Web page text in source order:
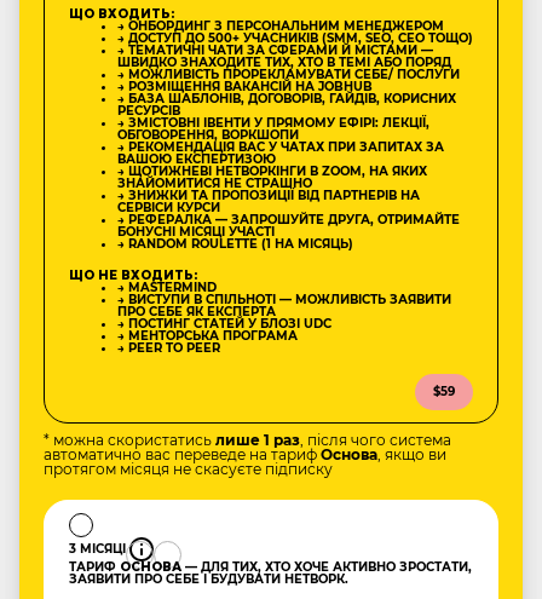
ЩО ВХОДИТЬ:
→ ОНБОРДИНГ З ПЕРСОНАЛЬНИМ МЕНЕДЖЕРОМ
→ ДОСТУП ДО 500+ УЧАСНИКІВ (SMM, SEO, CEO ТОЩО)
→ ТЕМАТИЧНІ ЧАТИ ЗА СФЕРАМИ Й МІСТАМИ —
ШВИДКО ЗНАХОДИТЕ ТИХ, ХТО В ТЕМІ АБО ПОРЯД
→ МОЖЛИВІСТЬ ПРОРЕКЛАМУВАТИ СЕБЕ/ ПОСЛУГИ
→ РОЗМІЩЕННЯ ВАКАНСІЙ НА JOBHUB
→ БАЗА ШАБЛОНІВ, ДОГОВОРІВ, ГАЙДІВ, КОРИСНИХ
РЕСУРСІВ
→ ЗМІСТОВНІ ІВЕНТИ У ПРЯМОМУ ЕФІРІ: ЛЕКЦІЇ,
ОБГОВОРЕННЯ, ВОРКШОПИ
→ РЕКОМЕНДАЦІЯ ВАС У ЧАТАХ ПРИ ЗАПИТАХ ЗА
ВАШОЮ ЕКСПЕРТИЗОЮ
→ ЩОТИЖНЕВІ НЕТВОРКІНГИ В ZOOM, НА ЯКИХ
ЗНАЙОМИТИСЯ НЕ СТРАШНО
→ ЗНИЖКИ ТА ПРОПОЗИЦІЇ ВІД ПАРТНЕРІВ НА
СЕРВІСИ КУРСИ
→ РЕФЕРАЛКА — ЗАПРОШУЙТЕ ДРУГА, ОТРИМАЙТЕ
БОНУСНІ МІСЯЦІ УЧАСТІ
→ RANDOM ROULETTE (1 НА МІСЯЦЬ)
ЩО НЕ ВХОДИТЬ:
→ MASTERMIND
→ ВИСТУПИ В СПІЛЬНОТІ — МОЖЛИВІСТЬ ЗАЯВИТИ
ПРО СЕБЕ ЯК ЕКСПЕРТА
→ ПОСТИНГ СТАТЕЙ У БЛОЗІ UDC
→ МЕНТОРСЬКА ПРОГРАМА
→ PEER TO PEER
$59
* можна скористатись лише 1 раз, після чого система
автоматично вас переведе на тариф Основа, якщо ви
протягом місяця не скасуєте підписку
3 МІСЯЦІ
ТАРИФ ОСНОВА — ДЛЯ ТИХ, ХТО ХОЧЕ АКТИВНО ЗРОСТАТИ,
ЗАЯВИТИ ПРО СЕБЕ І БУДУВАТИ НЕТВОРК.